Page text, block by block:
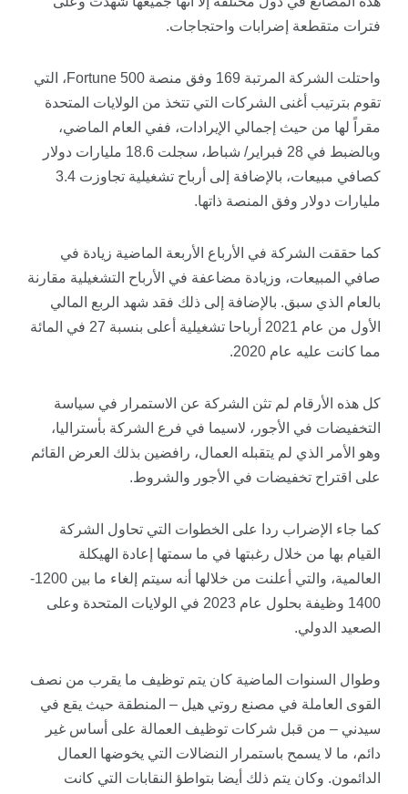
فترات متقطعة إضرابات واحتجاجات.
واحتلت الشركة المرتبة 169 وفق منصة Fortune 500، التي
تقوم بترتيب أغنى الشركات التي تتخذ من الولايات المتحدة
مقراً لها من حيث إجمالي الإيرادات، ففي العام الماضي،
وبالضبط في 28 فبراير/ شباط، سجلت 18.6 مليارات دولار
كصافي مبيعات، بالإضافة إلى أرباح تشغيلية تجاوزت 3.4
مليارات دولار وفق المنصة ذاتها.
كما حققت الشركة في الأرباع الأربعة الماضية زيادة في
صافي المبيعات، وزيادة مضاعفة في الأرباح التشغيلية مقارنة
بالعام الذي سبق. بالإضافة إلى ذلك فقد شهد الربع المالي
الأول من عام 2021 أرباحا تشغيلية أعلى بنسبة 27 في المائة
مما كانت عليه عام 2020.
كل هذه الأرقام لم تثن الشركة عن الاستمرار في سياسة
التخفيضات في الأجور، لاسيما في فرع الشركة بأستراليا،
وهو الأمر الذي لم يتقبله العمال، رافضين بذلك العرض القائم
على اقتراح تخفيضات في الأجور والشروط.
كما جاء الإضراب ردا على الخطوات التي تحاول الشركة
القيام بها من خلال رغبتها في ما سمتها إعادة الهيكلة
العالمية، والتي أعلنت من خلالها أنه سيتم إلغاء ما بين 1200-
1400 وظيفة بحلول عام 2023 في الولايات المتحدة وعلى
الصعيد الدولي.
وطوال السنوات الماضية كان يتم توظيف ما يقرب من نصف
القوى العاملة في مصنع روتي هيل – المنطقة حيث يقع في
سيدني – من قبل شركات توظيف العمالة على أساس غير
دائم، ما لا يسمح باستمرار النضالات التي يخوضها العمال
الدائمون. وكان يتم ذلك أيضا بتواطؤ النقابات التي كانت